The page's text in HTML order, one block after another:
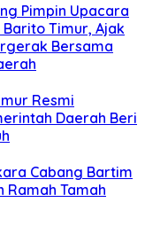
Pimpin Upacara
Timur, Ajak
Bersama
Resmi
Daerah Beri
Cabang Bartim
Ramah Tamah